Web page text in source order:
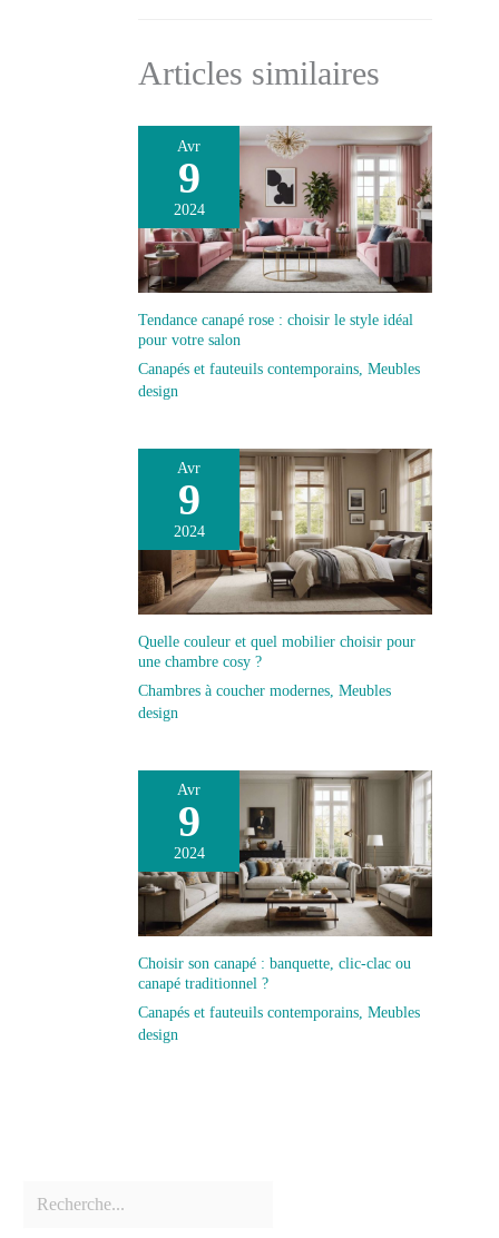
Articles similaires
Avr
9
2024
Tendance canapé rose : choisir le style idéal
pour votre salon
Canapés et fauteuils contemporains Meubles
design
Avr
9
2024
Quelle couleur et quel mobilier choisir pour
une chambre cosy ?
Chambres à coucher modernes Meubles
design
Avr
9
2024
Choisir son canapé : banquette, clic-clac ou
canapé traditionnel ?
Canapés et fauteuils contemporains, Meubles
design